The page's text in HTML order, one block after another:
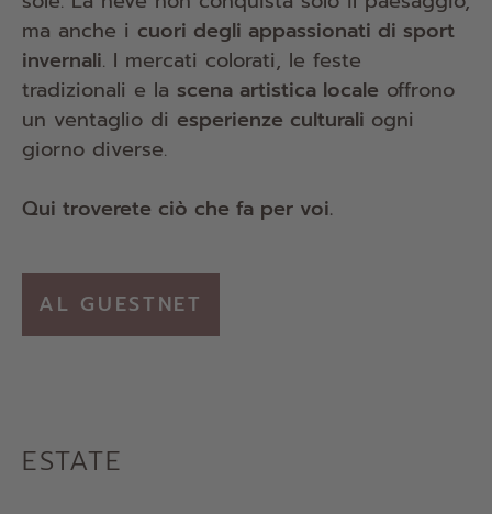
ma anche i cuori degli appassionati di sport
invernali. I mercati colorati, le feste
tradizionali e la scena artistica locale offrono
un ventaglio di esperienze culturali ogni
giorno diverse.
Qui troverete ciò che fa per voi.
AL GUESTNET
ESTATE